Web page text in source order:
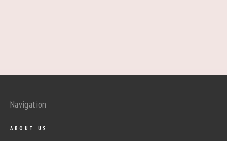
Navigation
ABOUT US